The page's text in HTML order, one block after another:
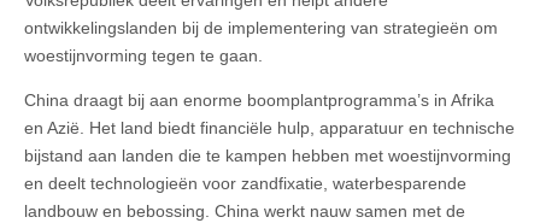
ontwikkelingslanden bij de implementering van strategieën om
woestijnvorming tegen te gaan.
China draagt bij aan enorme boomplantprogramma’s in Afrika
en Azië. Het land biedt financiële hulp, apparatuur en technische
bijstand aan landen die te kampen hebben met woestijnvorming
en deelt technologieën voor zandfixatie, waterbesparende
landbouw en bebossing. China werkt nauw samen met de